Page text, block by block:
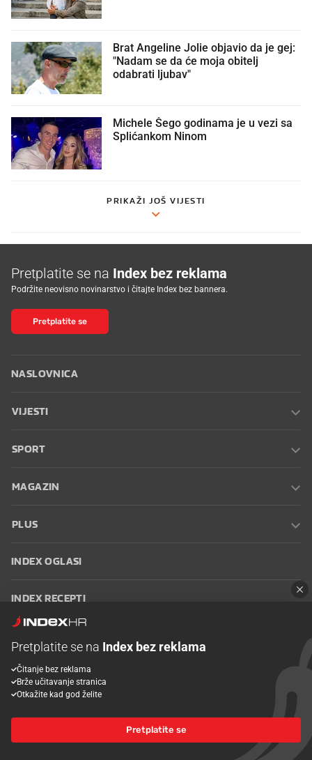
Brat Angeline Jolie objavio da je gej:
"Nadam se da će moja obitelj
odabrati ljubav"
Michele Šego godinama je u vezi sa
Splićankom Ninom
PRIKAŽI JOŠ VIJESTI
Pretplatite se na Index bez reklama
Podržite neovisno novinarstvo i čitajte Index bez bannera.
Pretplatite se
NASLOVNICA
VIJESTI
SPORT
MAGAZIN
PLUS
INDEX OGLASI
INDEX RECEPTI
Oglašavanje Zaposli se na Indexu
korištenja
Postavke kolačića
© 2026 Index
Pretplatite se na Index bez reklama
Čitanje bez reklama
Brže učitavanje stranica
Otkažite kad god želite
Pretplatite se